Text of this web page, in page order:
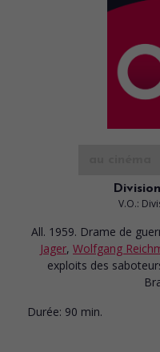
V.O.:
All. 1959. Drame de
Jager, Wolfgang
exploits des
Durée: 90 min.